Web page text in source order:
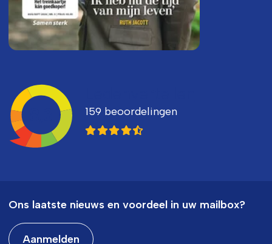
159 beoordelingen
Ons laatste nieuws en voordeel in uw mailbox?
Aanmelden